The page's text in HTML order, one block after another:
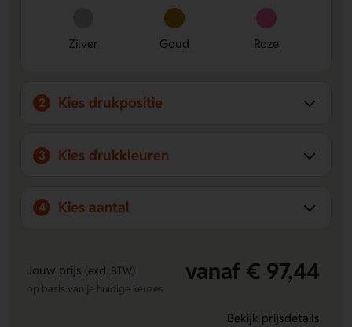
Ruimte voor jouw ontwerp- Laat een logo, naam of
eigen ontwerp drukken op de Voorzijde of Achterzijde.
Handig in gebruik
- De medium handles maken de tas
Zilver Goud Roze
2 Kies drukpositie
3 Kies drukkleuren
4 Kies aantal
Jouw prijs (excl. BTW) vanaf € 97,44
op basis van je huidige keuzes
Bekijk prijsdetails